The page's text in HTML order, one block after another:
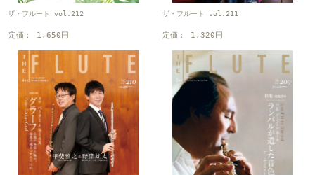
ザ・フルート vol.212
定価： 1,650円
ザ・フルート vol.211
定価： 1,320円